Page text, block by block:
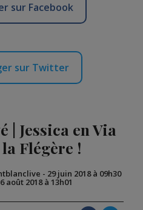
sur Facebook
sur Twitter
| Jessica en Via
Flégère !
- 29 juin 2018 à 09h30
août 2018 à 13h01